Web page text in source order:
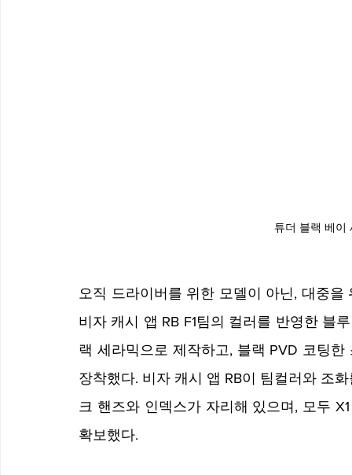
튜더 블랙 베이
오직 드라이버를 위한 모델이 아닌, 대중을
비자 캐시 앱 RB F1팀의 컬러를 반영한 블
랙 세라믹으로 제작하고, 블랙 PVD 코팅
장착했다. 비자 캐시 앱 RB이 팀컬러와 조
크 핸즈와 인덱스가 자리해 있으며, 모두
확보했다.